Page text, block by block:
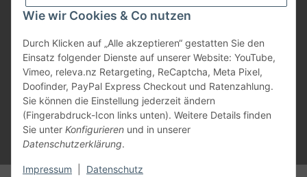
Wie wir Cookies & Co nutzen
Durch Klicken auf „Alle akzeptieren“ gestatten Sie den
Einsatz folgender Dienste auf unserer Website: YouTube,
Vimeo, releva.nz Retargeting, ReCaptcha, Meta Pixel,
Doofinder, PayPal Express Checkout und Ratenzahlung.
Sie können die Einstellung jederzeit ändern
(Fingerabdruck-Icon links unten). Weitere Details finden
Sie unter Konfigurieren und in unserer
Datenschutzerklärung.
Impressum Datenschutz
* Alle Preise inkl. gesetzlicher USt., zzgl.